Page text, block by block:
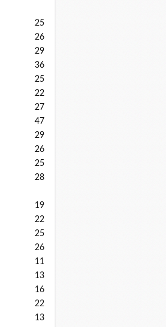
25
26
29
36
25
22
27
47
29
26
25
28
19
22
25
26
11
13
16
22
13